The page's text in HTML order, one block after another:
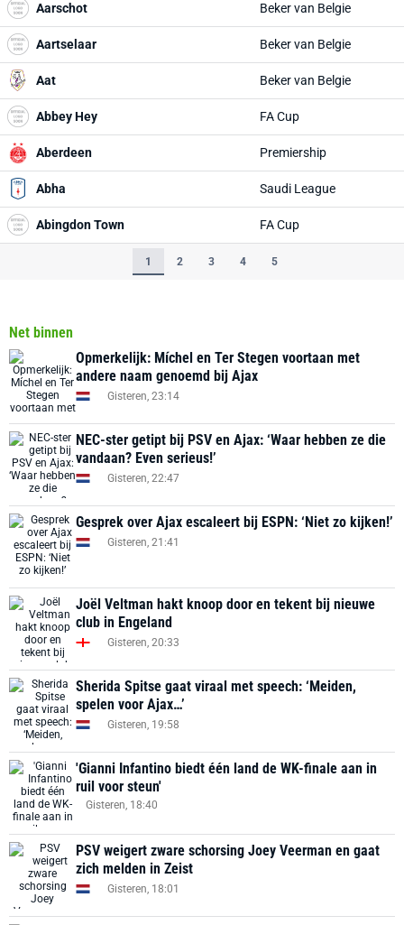
Aarschot Beker van Belgie
Aartselaar Beker van Belgie
Aat Beker van Belgie
Abbey Hey FA Cup
Aberdeen Premiership
Abha Saudi League
Abingdon Town FA Cup
1 2 3 4 5
Net binnen
Opmerkelijk: Míchel en Ter Stegen voortaan met
andere naam genoemd bij Ajax
Gisteren, 23:14
NEC-ster getipt bij PSV en Ajax: ‘Waar hebben ze die
vandaan? Even serieus!’
Gisteren, 22:47
Gesprek over Ajax escaleert bij ESPN: ‘Niet zo kijken!’
Gisteren, 21:41
Joël Veltman hakt knoop door en tekent bij nieuwe
club in Engeland
Gisteren, 20:33
Sherida Spitse gaat viraal met speech: ‘Meiden,
spelen voor Ajax…’
Gisteren, 19:58
'Gianni Infantino biedt één land de WK-finale aan in
ruil voor steun'
Gisteren, 18:40
PSV weigert zware schorsing Joey Veerman en gaat
zich melden in Zeist
Gisteren, 18:01